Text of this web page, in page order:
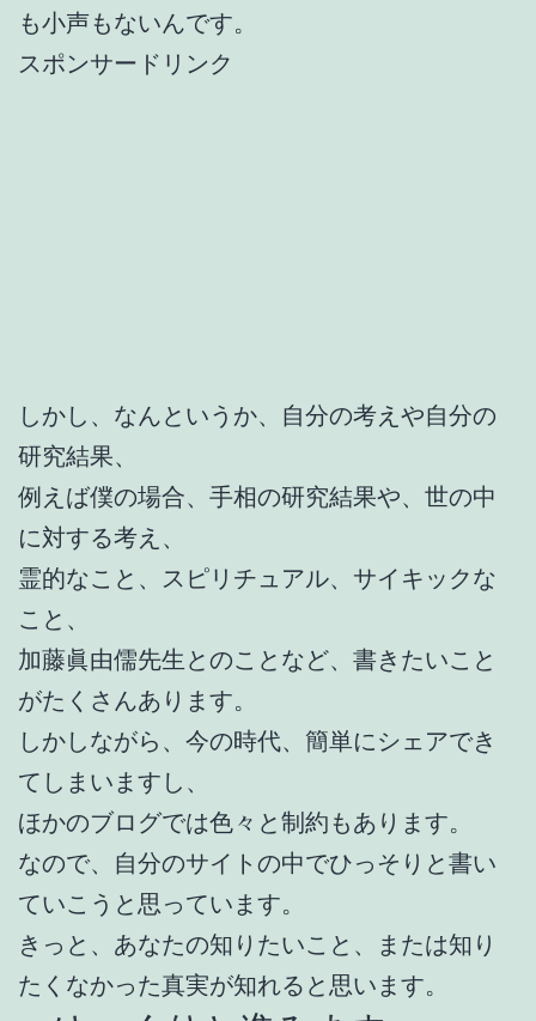
も小声もないんです。
スポンサードリンク
しかし、なんというか、自分の考えや自分の
研究結果、
例えば僕の場合、手相の研究結果や、世の中
に対する考え、
霊的なこと、スピリチュアル、サイキックな
こと、
加藤眞由儒先生とのことなど、書きたいこと
がたくさんあります。
しかしながら、今の時代、簡単にシェアでき
てしまいますし、
ほかのブログでは色々と制約もあります。
なので、自分のサイトの中でひっそりと書い
ていこうと思っています。
きっと、あなたの知りたいこと、または知り
たくなかった真実が知れると思います。